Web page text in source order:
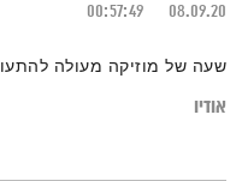
08.09.20
00:57:49
שעה של מוזיקה מעולה
אודיו